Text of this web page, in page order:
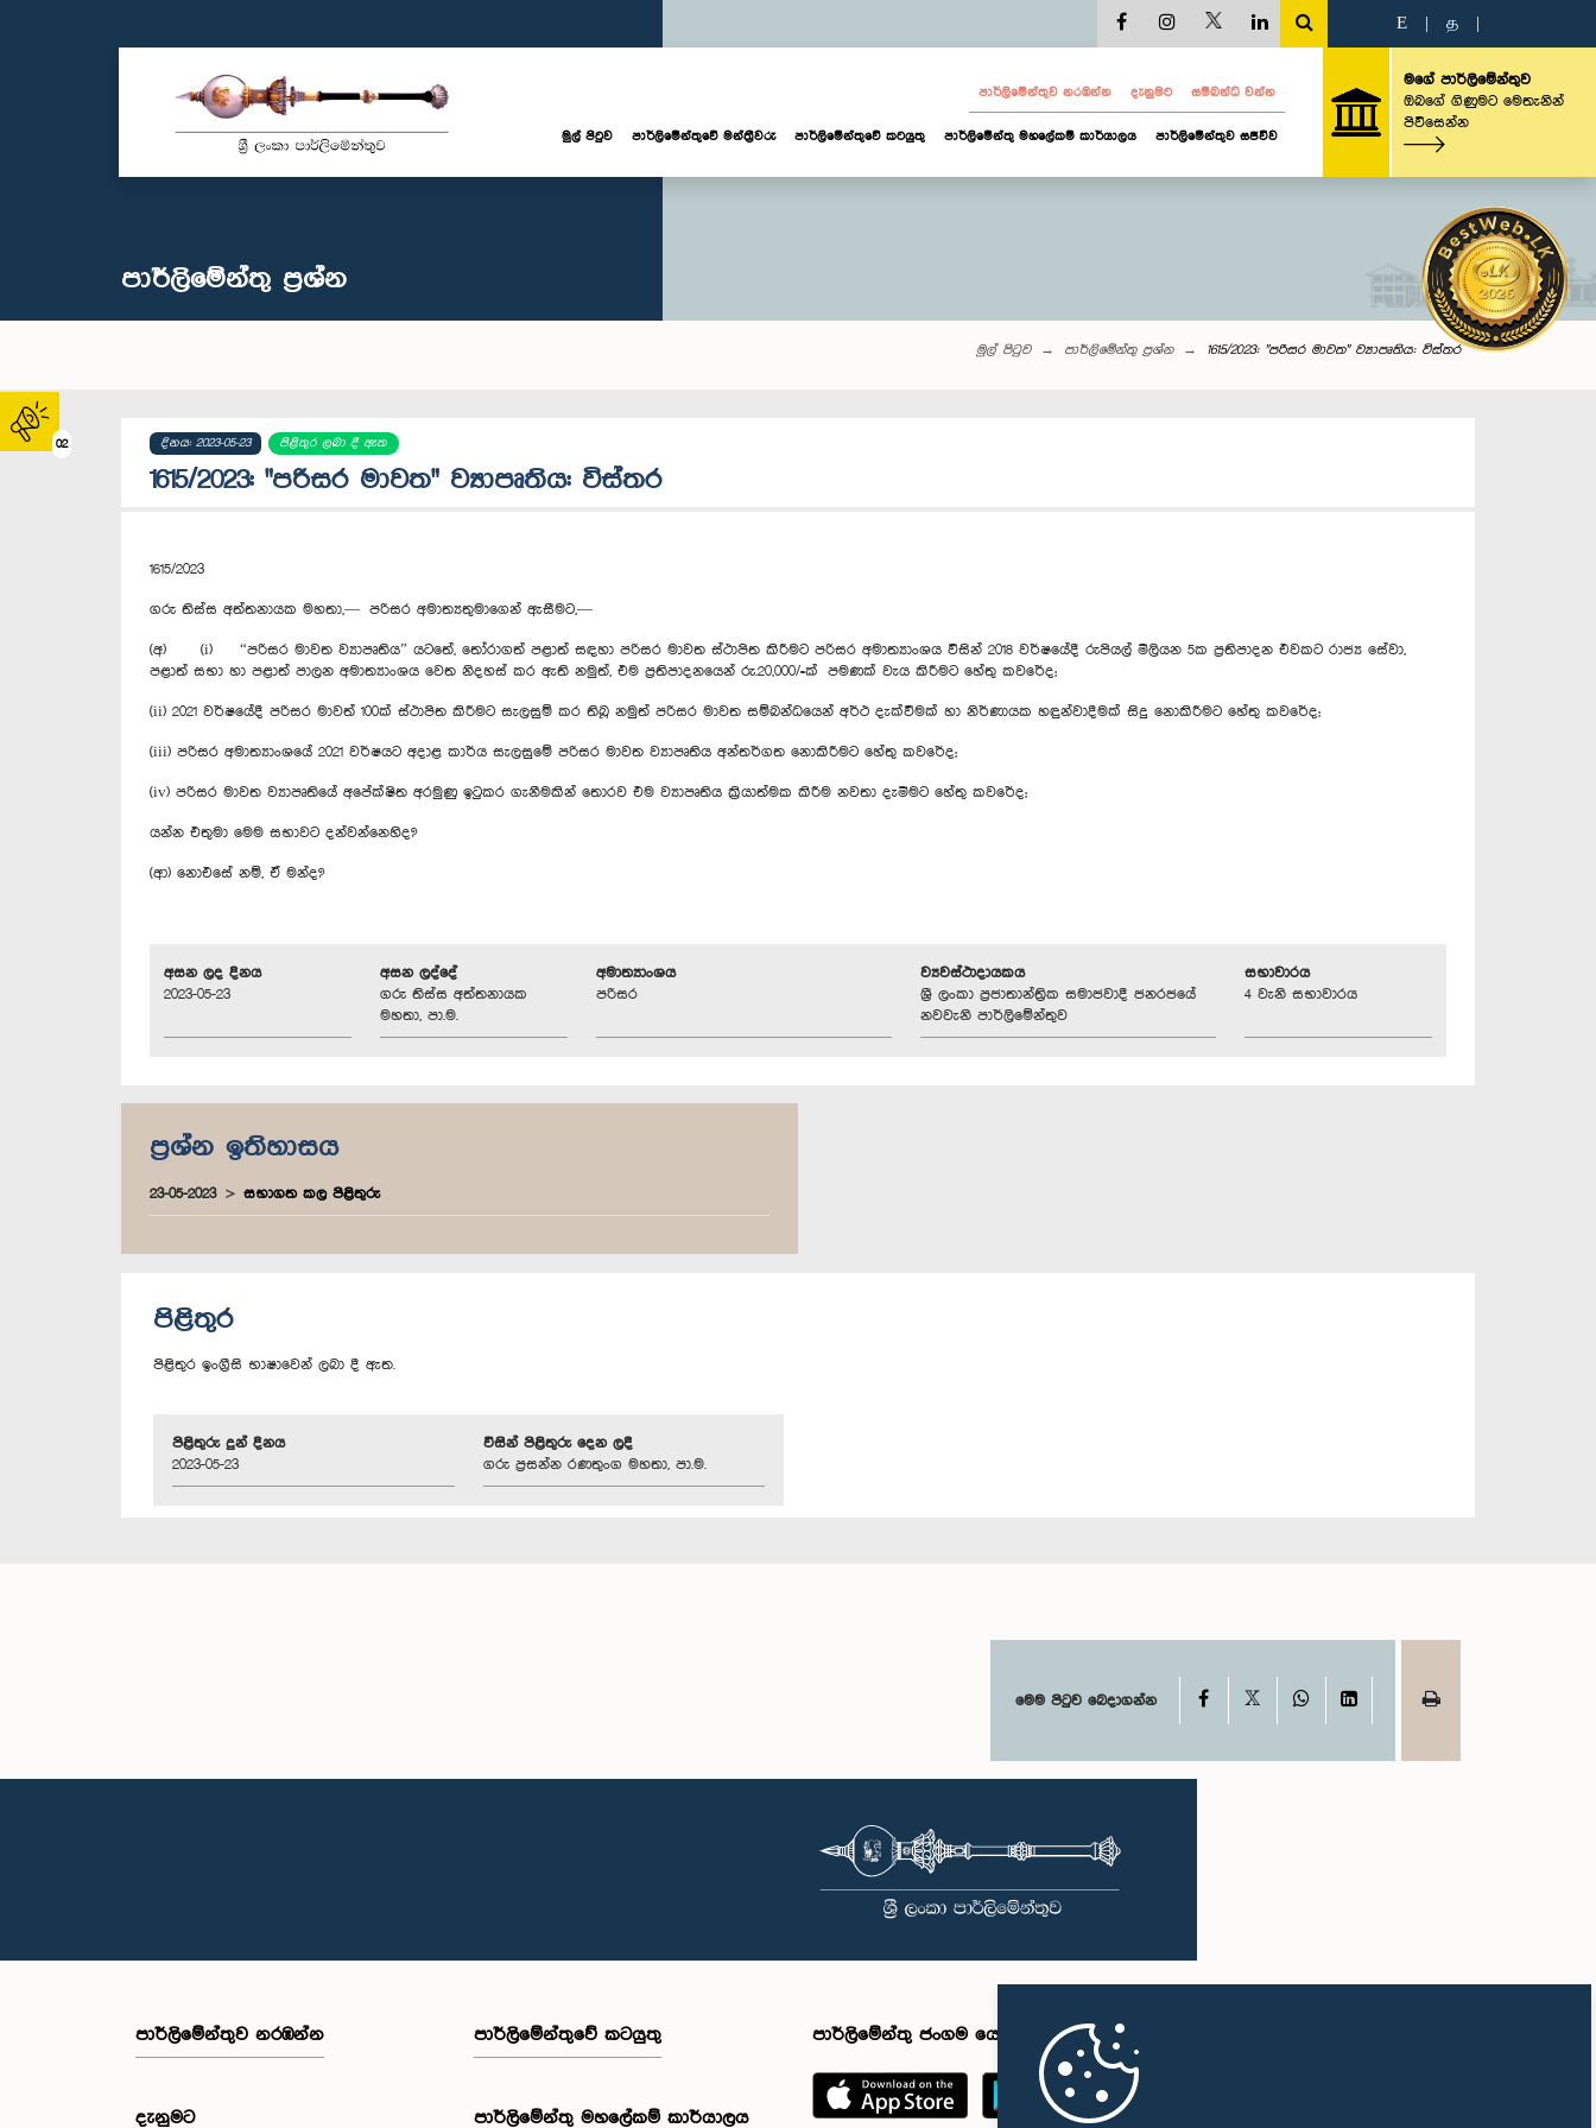
02
E த
පාර්ලි‌මේන්තුව නරඹන්න දැනුමට සම්බන්ධ වන්න
මුල් පිටුව පාර්ලි‌මේන්තුවේ මන්ත්‍රීවරු පාර්ලිමේන්තුවේ කටයුතු පාර්ලිමේන්තු මහලේකම් කාර්යාලය පාර්ලිමේන්තුව සජීවීව
මගේ පාර්ලිමේන්තුව
ඔබගේ ගිණුමට මෙතැනින්
පිවිසෙන්න
පාර්ලි‌මේන්තු‌ ප්‍රශ්න
මුල් පිටුව පාර්ලි‌මේන්තු‌ ප්‍රශ්න 1615/2023: "පරිසර මාවත" ව්‍යාපෘතිය: විස්තර
දිනය: 2023-05-23 පිළිතුර ලබා දී ඇත
1615/2023: "පරිසර මාවත" ව්‍යාපෘතිය: විස්තර
1615/2023
ගරු තිස්ස අත්තනායක මහතා,— පරිසර අමාත්‍යතුමාගෙන් ඇසීමට,—
(අ) (i) “පරිසර මාවත ව්‍යාපෘතිය” යටතේ, තෝරාගත් පළාත් සඳහා පරිසර මාවත ස්ථාපිත කිරීමට පරිසර අමාත්‍යාංශය විසින් 2018 වර්ෂයේදී රුපියල් මිලියන 5ක ප්‍රතිපාදන එවකට රාජ්‍ය සේවා,
පළාත් සභා හා පළාත් පාලන අමාත්‍යාංශය වෙත නිදහස් කර ඇති නමුත්, එම ප්‍රතිපාදනයෙන් රු.20,000/=ක් පමණක් වැය කිරීමට හේතු කවරේද;
(ii) 2021 වර්ෂයේදී පරිසර මාවත් 100ක් ස්ථාපිත කිරීමට සැලසුම් කර තිබූ නමුත් පරිසර මාවත සම්බන්ධයෙන් අර්ථ දැක්වීමක් හා නිර්ණායක හඳුන්වාදීමක් සිදු නොකිරීමට හේතු කවරේද;
(iii) පරිසර අමාත්‍යාංශයේ 2021 වර්ෂයට අදාළ කාර්ය සැලසුමේ පරිසර මාවත ව්‍යාපෘතිය අන්තර්ගත නොකිරීමට හේතු කවරේද;
(iv) පරිසර මාවත ව්‍යාපෘතියේ අපේක්ෂිත අරමුණු ඉටුකර ගැනීමකින් තොරව එම ව්‍යාපෘතිය ක්‍රියාත්මක කිරීම නවතා දැමීමට හේතු කවරේද;
යන්න එතුමා මෙම සභාවට දන්වන්නෙහිද?
(ආ) නොඑසේ නම්, ඒ මන්ද?
අසන ලද දිනය
2023-05-23
අසන ලද්දේ
ගරු තිස්ස අත්තනායක
මහතා, පා.ම.
අමාත්‍යාංශය
පරිසර
ව්‍යවස්ථාදායකය
ශ්‍රී ලංකා ප්‍රජාතාන්ත්‍රික සමාජවාදී ජනරජයේ
නවවැනි පාර්ලිමේන්තුව
සභාවාරය
4 වැනි සභාවාරය
ප්‍රශ්න ඉතිහාසය
23-05-2023 සභාගත කල පිළිතුරු
පිළිතුර
පිළිතුර ඉංග්‍රීසි භාෂාවෙන් ලබා දී ඇත.
පිළිතුරු දුන් දිනය
2023-05-23
විසින් පිළිතුරු දෙන ලදී
ගරු ප්‍රසන්න රණතුංග මහතා, පා.ම.
මෙම පිටුව බෙදාගන්න Facebook WhatsAppLinkedIn
පාර්ලි‌මේන්තුව නරඹන්න
දැනුමට
පාර්ලිමේන්තුවේ කටයුතු
පාර්ලිමේන්තු මහලේකම් කාර්යාලය
පාර්ලිමේන්තු ජංගම යෙදුම